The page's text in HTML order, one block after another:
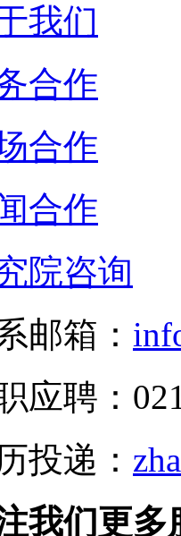
我们
合作
合作
合作
院咨询
邮箱：
应聘：
投递：
我们更多